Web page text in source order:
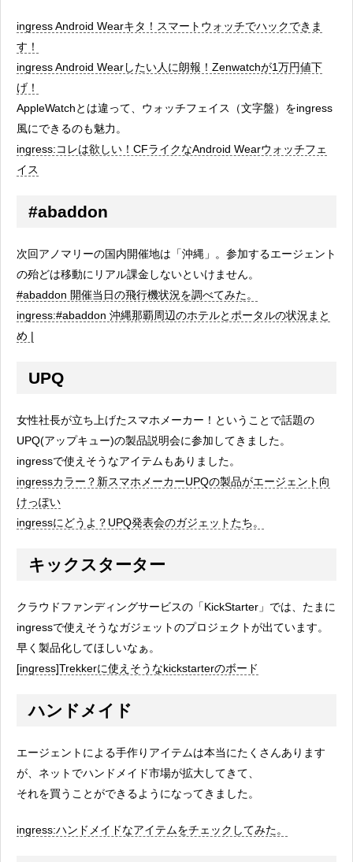
ingress Android Wearキタ！スマートウォッチでハックできま
す！
ingress Android Wearしたい人に朗報！Zenwatchが1万円値下
げ！
AppleWatchとは違って、ウォッチフェイス（文字盤）をingress
風にできるのも魅力。
ingress:コレは欲しい！CFライクなAndroid Wearウォッチフェ
イス
#abaddon
次回アノマリーの国内開催地は「沖縄」。参加するエージェント
の殆どは移動にリアル課金しないといけません。
#abaddon 開催当日の飛行機状況を調べてみた。
ingress:#abaddon 沖縄那覇周辺のホテルとポータルの状況まと
め |
UPQ
女性社長が立ち上げたスマホメーカー！ということで話題の
UPQ(アップキュー)の製品説明会に参加してきました。
ingressで使えそうなアイテムもありました。
ingressカラー？新スマホメーカーUPQの製品がエージェント向
けっぽい
ingressにどうよ？UPQ発表会のガジェットたち。
キックスターター
クラウドファンディングサービスの「KickStarter」では、たまに
ingressで使えそうなガジェットのプロジェクトが出ています。
早く製品化してほしいなぁ。
[ingress]Trekkerに使えそうなkickstarterのボード
ハンドメイド
エージェントによる手作りアイテムは本当にたくさんあります
が、ネットでハンドメイド市場が拡大してきて、
それを買うことができるようになってきました。
ingress:ハンドメイドなアイテムをチェックしてみた。